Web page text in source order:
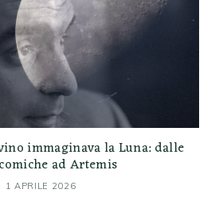
immaginava la Luna: dalle
ad Artemis
1 APRILE 2026